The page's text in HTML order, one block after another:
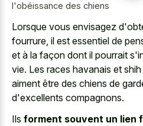
l'obéissance des chiens
Lorsque vous envisagez
fourrure, il est essentiel de
et à la façon dont il pourrait
vie. Les races havanais et
aiment être des chiens de
d'excellents compagnons.
Ils forment souvent un lien